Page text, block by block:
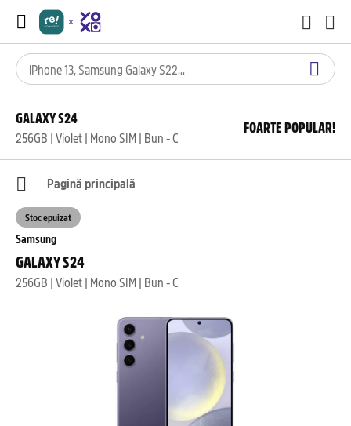
GALAXY S24
256GB | Violet | Mono SIM | Bun - C
FOARTE POPULAR!
Pagină principală
Samsung
GALAXY S24
256GB | Violet | Mono SIM | Bun - C
Stoc epuizat